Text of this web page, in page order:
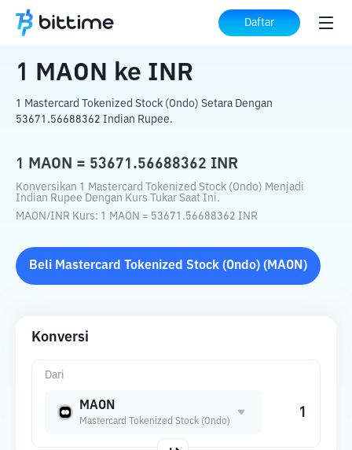
Daftar
Beranda Konverter Kripto MAON INR
1 MAON ke INR
1 Mastercard Tokenized Stock (Ondo) Setara Dengan
53671.56688362 Indian Rupee.
1 MAON = 53671.56688362 INR
Konversikan 1 Mastercard Tokenized Stock (Ondo) Menjadi
Indian Rupee Dengan Kurs Tukar Saat Ini.
MAON/INR Kurs: 1 MAON = 53671.56688362 INR
Beli Mastercard Tokenized Stock (Ondo) ( MAON )
Konversi
Dari
MAON
Mastercard Tokenized Stock (Ondo)